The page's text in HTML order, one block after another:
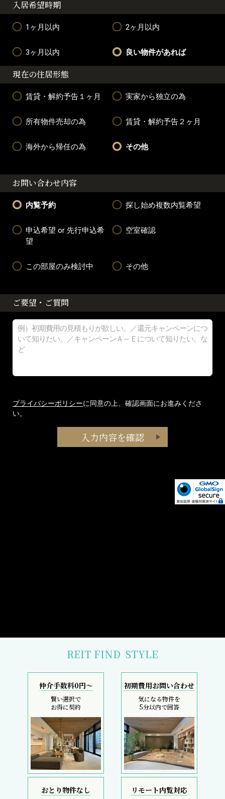
入居希望時期
1ヶ月以内 2ヶ月以内
3ヶ月以内 良い物件があれば
現在の住居形態
賃貸・解約予告１ヶ月 実家から独立の為
所有物件売却の為 賃貸・解約予告２ヶ月
海外から帰任の為 その他
お問い合わせ内容
内覧予約 探し始め複数内覧希望
申込希望 or 先行申込希
望
空室確認
この部屋のみ検討中 その他
ご要望・ご質問
プライバシーポリシーに同意の上、確認画面にお進みくださ
い。
REIT FIND STYLE
仲介手数料0円～
賢い選択で
お得に契約
初期費用お問い合わせ
気になる物件を
5分以内で回答
おとり物件なし リモート内覧対応